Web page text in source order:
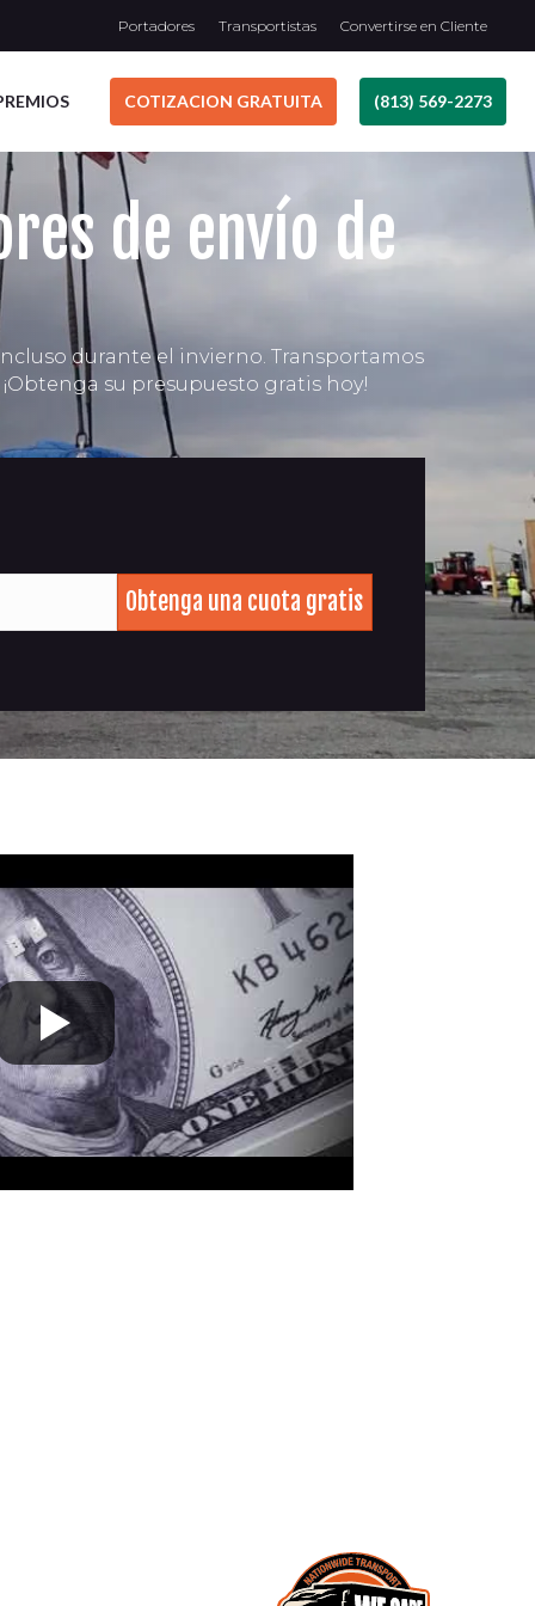
Portadores Transportistas Convertirse en Cliente
COTIZACION GRATUITA (813) 569-2273
de envío de
durante el invierno. Transportamos
su presupuesto gratis hoy!